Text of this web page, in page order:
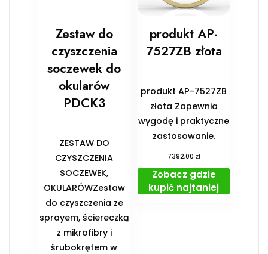
Zestaw do
czyszczenia
soczewek do
okularów
PDCK3
ZESTAW DO
CZYSZCZENIA
SOCZEWEK,
OKULARÓWZestaw
do czyszczenia ze
sprayem, ściereczką
z mikrofibry i
śrubokrętem w
produkt AP-
7527ZB złota
produkt AP-7527ZB
złota Zapewnia
wygodę i praktyczne
zastosowanie.
7392,00 zł
Zobacz gdzie
kupić najtaniej